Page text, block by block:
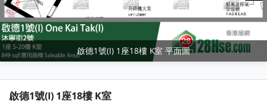
啟德1號(I) 1座18樓 K室 平面圖
啟德1號(I) 1座18樓 K室